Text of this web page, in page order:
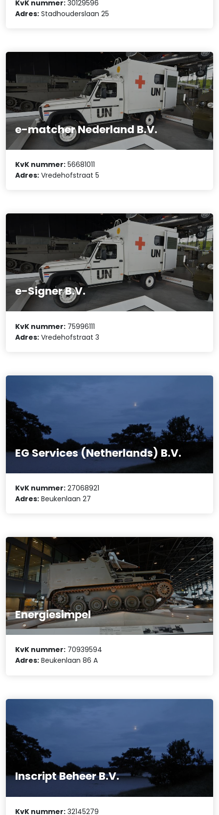
KvK nummer: 30129596
Adres: Stadhouderslaan 25
e-matcher Nederland B.V.
KvK nummer: 56681011
Adres: Vredehofstraat 5
e-Signer B.V.
KvK nummer: 75996111
Adres: Vredehofstraat 3
EG Services (Netherlands) B.V.
KvK nummer: 27068921
Adres: Beukenlaan 27
Energiesimpel
KvK nummer: 70939594
Adres: Beukenlaan 86 A
Inscript Beheer B.V.
KvK nummer: 32145279